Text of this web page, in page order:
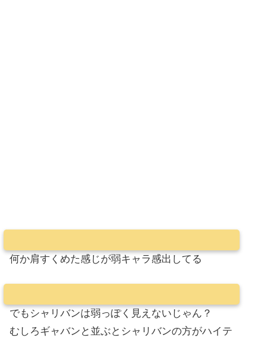
何か肩すくめた感じが弱キャラ感出してる
でもシャリバンは弱っぽく見えないじゃん？
むしろギャバンと並ぶとシャリバンの方がハイテ